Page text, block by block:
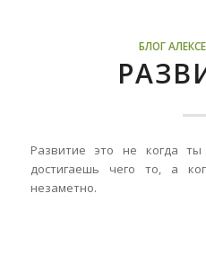
БЛОГ
Развитие это не когда
достигаешь чего то, а
незаметно.